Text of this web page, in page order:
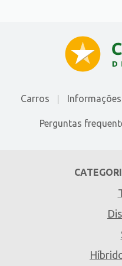
Carros Informações
Perguntas